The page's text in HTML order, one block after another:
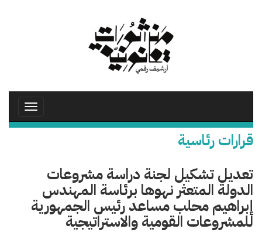
Toggle
قرارات رئاسية
تعديل تشكيل لجنة دراسة مشروعات
الدولة المتعثر نهوها برئاسة المهندس
إبراهيم محلب مساعد رئيس الجمهورية
للمشروعات القومية والاستراتيجية